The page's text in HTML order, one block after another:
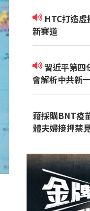
新賽道
習近平第四任期穩了？從五中全
會解析中共新
藉採購BNT疫
體夫婦接押禁